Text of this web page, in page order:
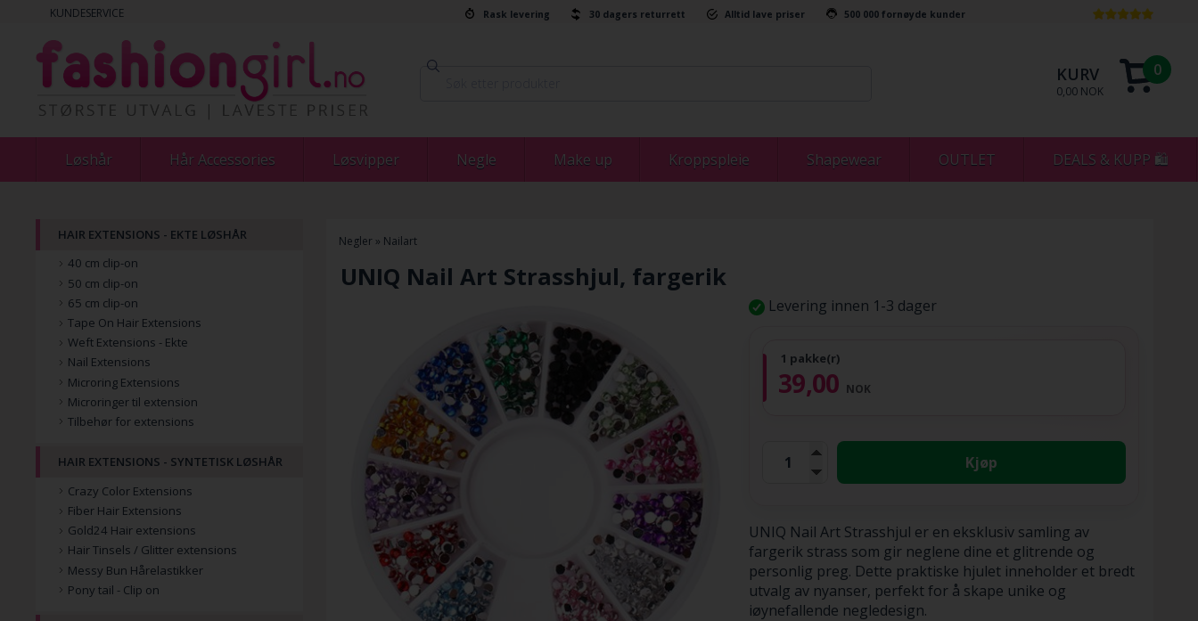
KUNDESERVICE Rask levering 30 dagers returrett Alltid lave priser 500 000 fornøyde kunder
KURV
0,00 NOK
0
Løshår Hår Accessories Løsvipper Negle Make up Kroppspleie Shapewear OUTLET DEALS & KUPP 🛍
Negler » Nailart
UNIQ Nail Art Strasshjul, fargerik
Levering innen 1-3 dager
1 pakke(r)
39,00 NOK
Kjøp
UNIQ Nail Art Strasshjul er en eksklusiv samling av
fargerik strass som gir neglene dine et glitrende og
personlig preg. Dette praktiske hjulet inneholder et bredt
utvalg av nyanser, perfekt for å skape unike og
iøynefallende negledesign.
HAIR EXTENSIONS - EKTE LØSHÅR
40 cm clip-on
50 cm clip-on
65 cm clip-on
Tape On Hair Extensions
Weft Extensions - Ekte
Nail Extensions
Microring Extensions
Microringer til extension
Tilbehør for extensions
HAIR EXTENSIONS - SYNTETISK LØSHÅR
Crazy Color Extensions
Fiber Hair Extensions
Gold24 Hair extensions
Hair Tinsels / Glitter extensions
Messy Bun Hårelastikker
Pony tail - Clip on